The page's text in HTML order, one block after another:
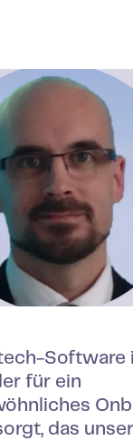
Software
für ein
das